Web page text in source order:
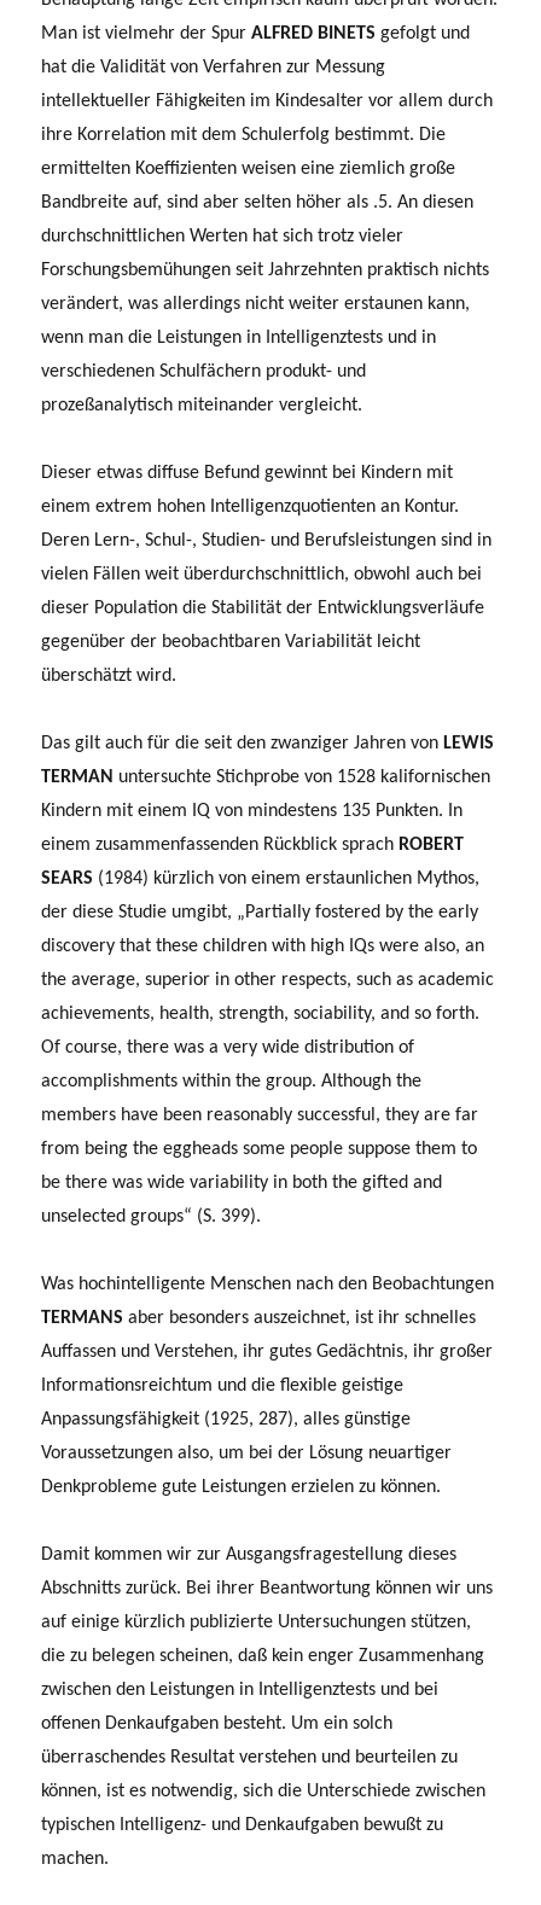
Man ist vielmehr der SpurALFRED BINETSgefolgt und
hat die Validität von Verfahren zur Messung
intellektueller Fähigkeiten im Kindesalter vor allem durch
ihre Korrelation mit dem Schulerfolg bestimmt. Die
ermittelten Koeffizienten weisen eine ziemlich große
Bandbreite auf, sind aber selten höher als .5. An diesen
durchschnittlichen Werten hat sich trotz vieler
Forschungsbemühungen seit Jahrzehnten praktisch nichts
verändert, was allerdings nicht weiter erstaunen kann,
wenn man die Leistungen in Intelligenztests und in
verschiedenen Schulfächern produkt- und
prozeßanalytisch miteinander vergleicht.
Dieser etwas diffuse Befund gewinnt bei Kindern mit
einem extrem hohen Intelli­genzquotienten an Kontur.
Deren Lern-, Schul-, Studien- und Berufsleistungen sind in
vielen Fällen weit überdurchschnittlich, obwohl auch bei
dieser Population die Stabilität der Entwicklungsverläufe
gegenüber der beobachtbaren Variabilität leicht
überschätzt wird.
Das gilt auch für die seit den zwanziger Jahren von LEWIS
TERMAN untersuchte Stichprobe von 1528 kalifornischen
Kindern mit einem IQ von mindestens 135 Punkten. In
einem zusammenfassenden Rückblick sprach ROBERT
SEARS (1984) kürzlich von einem erstaunlichen Mythos,
der diese Studie umgibt, „Partially fostered by the early
discovery that these children with high IQs were also, an
the average, superior in other respects, such as academic
achievements, health, strength, sociability, and so forth.
Of course, there was a very wide distribution of
accomplishments within the group. Although the
members have been reasonably successful, they are far
from being the eggheads some people suppose them to
be there was wide variability in both the gifted and
unselected groups“ (S. 399).
Was hochintelligente Menschen nach den Beobachtungen
TERMANSaber besonders auszeichnet, ist ihr schnelles
Auffassen und Verstehen, ihr gutes Gedächtnis, ihr großer
Informationsreichtum und die flexible geistige
Anpassungsfähigkeit (1925, 287), alles günstige
Voraussetzungen also, um bei der Lösung neuartiger
Denkprobleme gute Leistungen erzielen zu können.
Damit kommen wir zur Ausgangsfragestellung dieses
Abschnitts zurück. Bei ihrer Beantwortung können wir uns
auf einige kürzlich publizierte Untersuchungen stützen,
die zu belegen scheinen, daß kein enger Zusammenhang
zwischen den Leistungen in Intelligenztests und bei
offenen Denkaufgaben besteht. Um ein solch
überraschendes Resultat verstehen und beurteilen zu
können, ist es notwendig, sich die Unterschiede zwischen
typischen Intelligenz- und Denkaufgaben bewußt zu
machen.